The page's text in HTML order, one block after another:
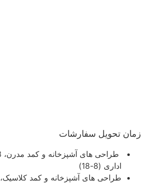
زمان تحویل سفارشات
اداری (8-18)
طراحی های آشپزخانه و کمد کلاسیک، 24 تا 48 ساعت